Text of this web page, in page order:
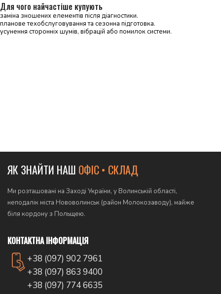
Для чого найчастіше купують
заміна зношених елементів після діагностики.
планове техобслуговування та сезонна підготовка.
усунення сторонніх шумів, вібрацій або помилок системи.
ЯК ЗНАЙТИ НАШ ОФІС • СКЛАД
Ми розташовані на Заході України, у Волинській області,
неподалік міста Нововолинськ (район Молокозаводу), майже
біля кордону з Польщею.
КОНТАКТНА ІНФОРМАЦІЯ
+38 (097) 902 7961
+38 (097) 863 9400
+38 (097) 774 6635